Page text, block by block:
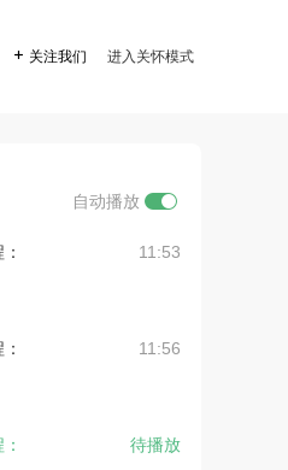
 关注我们 进入关怀模式
自动播放
11:53
11:56
待播放